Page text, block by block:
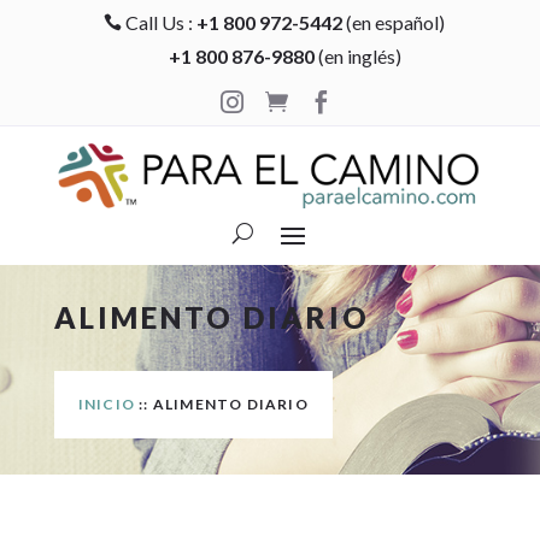
 Call Us : +1 800 972-5442(en español)
+1 800 876-9880(en inglés)

 
ALIMENTO DIARIO
INICIO :: ALIMENTO DIARIO